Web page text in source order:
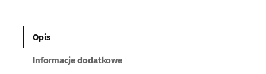
a
Opis
Informacje dodatkowe